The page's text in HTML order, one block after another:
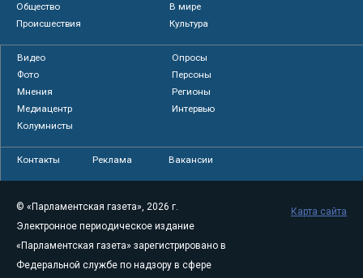
Общество
В мире
Происшествия
Культура
Видео
Опросы
Фото
Персоны
Мнения
Регионы
Медиацентр
Интервью
Колумнисты
Контакты Реклама Вакансии
© «Парламентская газета», 2026 г.
Электронное периодическое издание
«Парламентская газета» зарегистрировано в
Федеральной службе по надзору в сфере
Карта сайта